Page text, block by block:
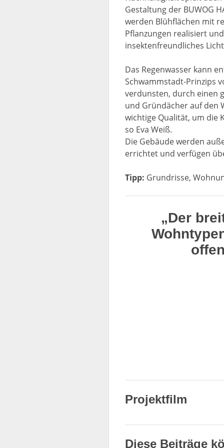
Gestaltung der BUWOG
werden Blühflächen mit
Pflanzungen realisiert
insektenfreundliches
Das Regenwasser kann
Schwammstadt-Prinzips
verdunsten, durch einen
und Gründächer auf den
wichtige Qualität, um die
so Eva Weiß.
Die Gebäude werden
errichtet und verfügen
Tipp: Grundrisse,
„Der
Projektfilm
Diese Beiträge